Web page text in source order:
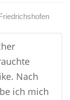
Nach
ich mich